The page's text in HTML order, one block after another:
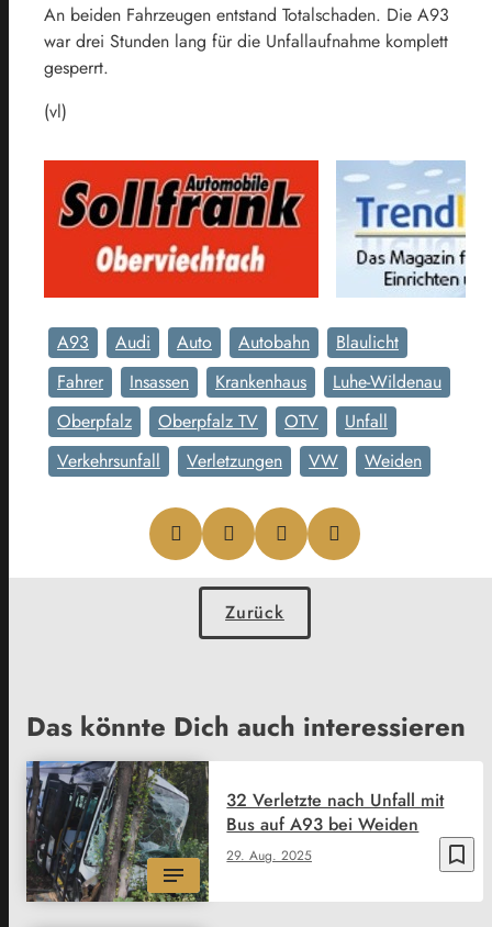
An beiden Fahrzeugen entstand Totalschaden. Die A93
war drei Stunden lang für die Unfallaufnahme komplett
gesperrt.
(vl)
A93 Audi Auto Autobahn
Blaulicht
Fahrer
Insassen Krankenhaus
Luhe-Wildenau
Oberpfalz
Oberpfalz TV OTV
Unfall
Verkehrsunfall
Verletzungen VW Weiden
Zurück
Das könnte Dich auch interessieren
bookmark_border
29. Aug. 2025
32 Verletzte nach Unfall mit
Bus auf A93 bei Weiden